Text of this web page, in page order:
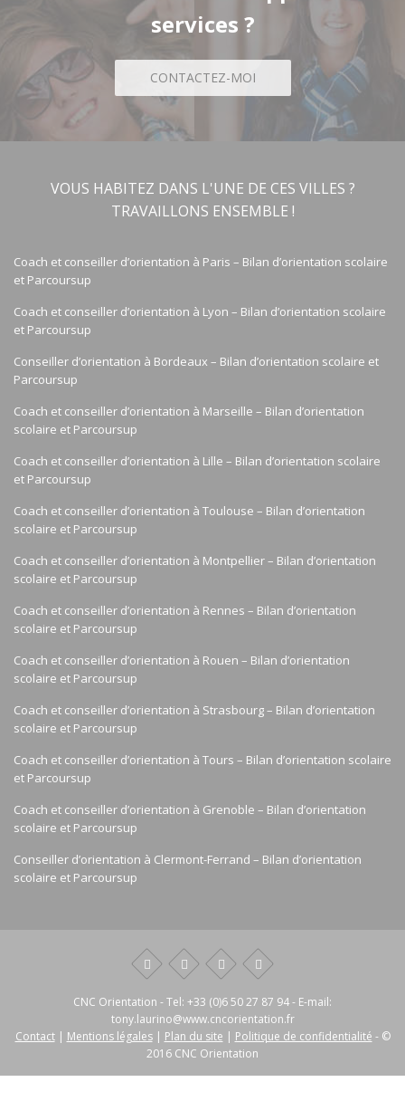
services ?
CONTACTEZ-MOI
VOUS HABITEZ DANS L'UNE DE CES VILLES ?
TRAVAILLONS ENSEMBLE !
Coach et conseiller d’orientation à Paris – Bilan d’orientation scolaire
et Parcoursup
Coach et conseiller d’orientation à Lyon – Bilan d’orientation scolaire
et Parcoursup
Conseiller d’orientation à Bordeaux – Bilan d’orientation scolaire et
Parcoursup
Coach et conseiller d’orientation à Marseille – Bilan d’orientation
scolaire et Parcoursup
Coach et conseiller d’orientation à Lille – Bilan d’orientation scolaire
et Parcoursup
Coach et conseiller d’orientation à Toulouse – Bilan d’orientation
scolaire et Parcoursup
Coach et conseiller d’orientation à Montpellier – Bilan d’orientation
scolaire et Parcoursup
Coach et conseiller d’orientation à Rennes – Bilan d’orientation
scolaire et Parcoursup
Coach et conseiller d’orientation à Rouen – Bilan d’orientation
scolaire et Parcoursup
Coach et conseiller d’orientation à Strasbourg – Bilan d’orientation
scolaire et Parcoursup
Coach et conseiller d’orientation à Tours – Bilan d’orientation scolaire
et Parcoursup
Coach et conseiller d’orientation à Grenoble – Bilan d’orientation
scolaire et Parcoursup
Conseiller d’orientation à Clermont-Ferrand – Bilan d’orientation
scolaire et Parcoursup
CNC Orientation - Tel: +33 (0)6 50 27 87 94- E-mail:
tony.laurino@www.cncorientation.fr
Contact| Mentions légales| Plan du site | Politique de confidentialité - ©
2016 CNC Orientation